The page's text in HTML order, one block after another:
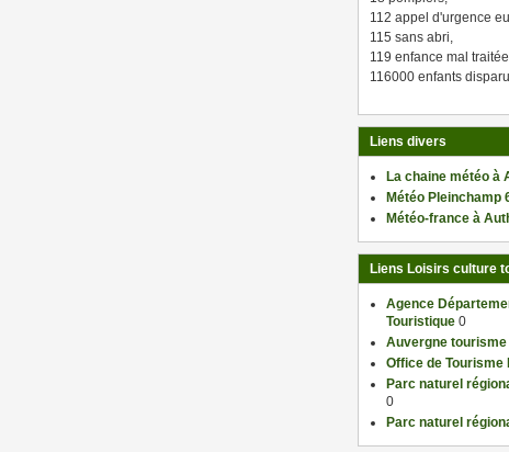
112 appel d'urgence
115 sans abri,
119 enfance mal traitée,
116000 enfants
Liens divers
La chaine météo à
Météo Pleinchamp
Météo-france à
Liens Loisirs culture
Agence
Touristique 0
Auvergne tourisme
Office de
Parc naturel
0
Parc naturel